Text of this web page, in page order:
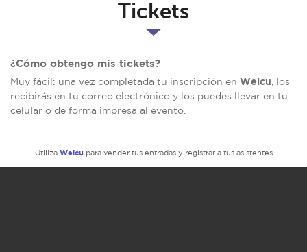
Tickets
¿Cómo obtengo mis tickets?
Muy fácil: una vez completada tu inscripción en Welcu , los
recibirás en tu correo electrónico y los puedes llevar en tu
celular o de forma impresa al evento.
Utiliza Welcu para vender tus entradas y registrar a tus asistentes